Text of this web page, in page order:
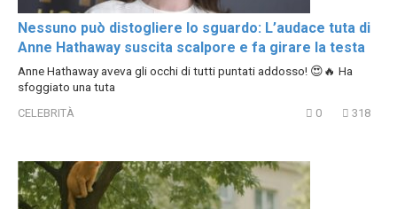
Nessuno può distogliere lo sguardo: L’audace tuta di
Anne Hathaway suscita scalpore e fa girare la testa
Anne Hathaway aveva gli occhi di tutti puntati addosso! 😍🔥 Ha
sfoggiato una tuta
CELEBRITÀ 0 318